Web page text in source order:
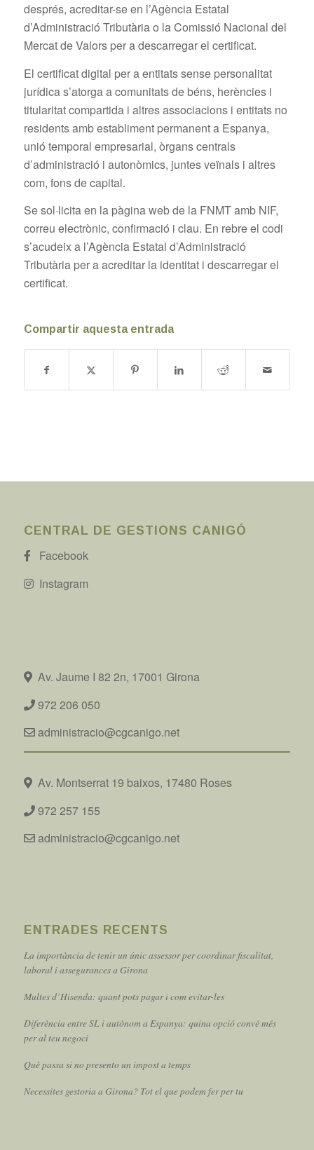
després, acreditar-se en l’Agència Estatal
d’Administració Tributària o la Comissió Nacional del
Mercat de Valors per a descarregar el certificat.
El certificat digital per a entitats sense personalitat
jurídica s’atorga a comunitats de béns, herències i
titularitat compartida i altres associacions i entitats no
residents amb establiment permanent a Espanya,
unió temporal empresarial, òrgans centrals
d’administració i autonòmics, juntes veïnals i altres
com, fons de capital.
Se sol·licita en la pàgina web de la FNMT amb NIF,
correu electrònic, confirmació i clau. En rebre el codi
s’acudeix a l’Agència Estatal d’Administració
Tributària per a acreditar la identitat i descarregar el
certificat.
Compartir aquesta entrada
CENTRAL DE GESTIONS CANIGÓ
Facebook
Instagram
Av. Jaume I 82 2n, 17001 Girona
972 206 050
administracio@cgcanigo.net
Av. Montserrat 19 baixos, 17480 Roses
972 257 155
administracio@cgcanigo.net
ENTRADES RECENTS
La importància de tenir un únic assessor per coordinar fiscalitat,
laboral i assegurances a Girona
Multes d’Hisenda: quant pots pagar i com evitar-les
Diferència entre SL i autònom a Espanya: quina opció convé més
per al teu negoci
Què passa si no presento un impost a temps
Necessites gestoria a Girona? Tot el que podem fer per tu